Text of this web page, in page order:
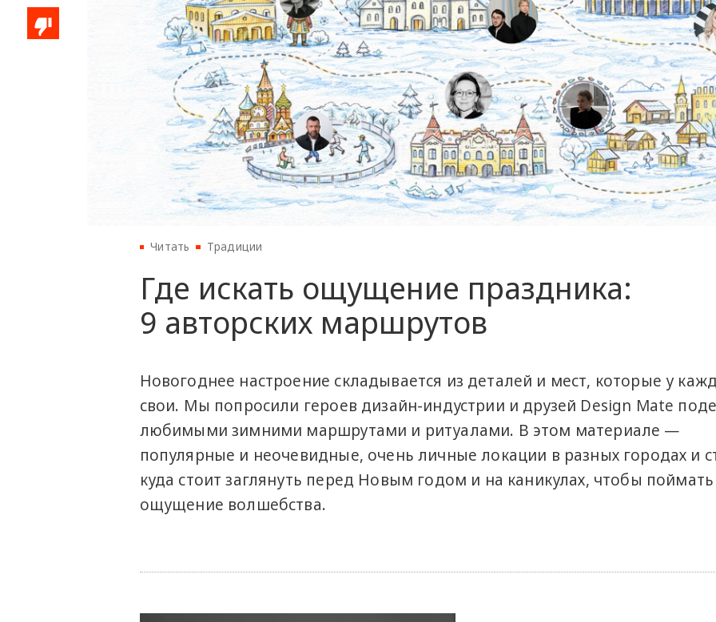
Читать Традиции
Где искать ощущение праздника:
9 авторских маршрутов
Новогоднее настроение складывается из деталей и мест, которые у
свои. Мы попросили героев дизайн-индустрии и друзей Design Mate
любимыми зимними маршрутами и ритуалами. В этом материале —
популярные и неочевидные, очень личные локации в разных городах и
куда стоит заглянуть перед Новым годом и на каникулах, чтобы поймать
ощущение волшебства.